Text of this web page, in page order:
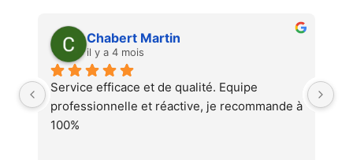
à
Martin Faliu
il y a 4 mois
Service au top, devis ultra rapide et
cohérent, équipes professionnelles et